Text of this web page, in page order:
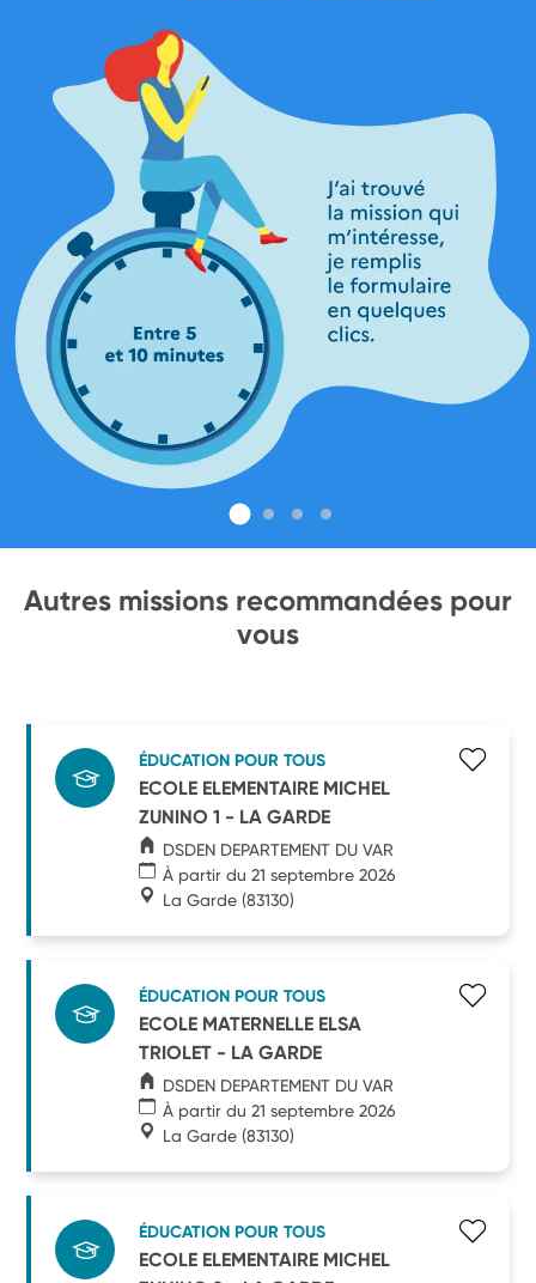
Autres missions recommandées pour
vous
ÉDUCATION POUR TOUS
ECOLE ELEMENTAIRE MICHEL
ZUNINO 1 - LA GARDE
DSDEN DEPARTEMENT DU VAR
À partir du 21 septembre 2026
La Garde (83130)
ÉDUCATION POUR TOUS
ECOLE MATERNELLE ELSA
TRIOLET - LA GARDE
DSDEN DEPARTEMENT DU VAR
À partir du 21 septembre 2026
La Garde (83130)
ÉDUCATION POUR TOUS
ECOLE ELEMENTAIRE MICHEL